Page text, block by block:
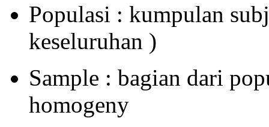
Populasi : kumpulan
keseluruhan )
Sample : bagian dari
homogeny